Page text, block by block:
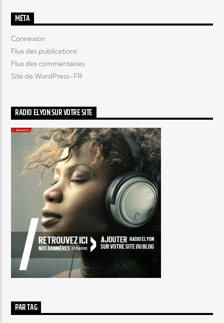
MÉTA
Connexion
Flux des publications
Flux des commentaires
Site de WordPress-FR
RADIO ELYON SUR VOTRE SITE
PAR TAG